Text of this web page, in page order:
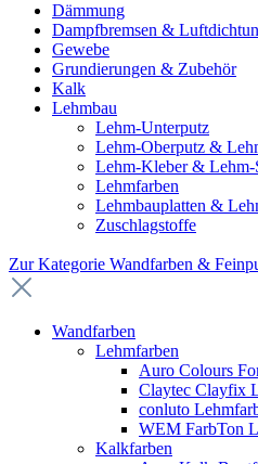
Dämmung
Dampfbremsen &
Gewebe
Grundierungen & Zubehör
Kalk
Lehmbau
Lehm-Unterputz
Lehm-Oberputz &
Lehm-Kleber & Lehm-
Lehmfarben
Lehmbauplatten &
Zuschlagstoffe
Zur Kategorie Wandfarben &
Wandfarben
Lehmfarben
Auro Colours
Claytec Clayfix
conluto
WEM FarbTon
Kalkfarben